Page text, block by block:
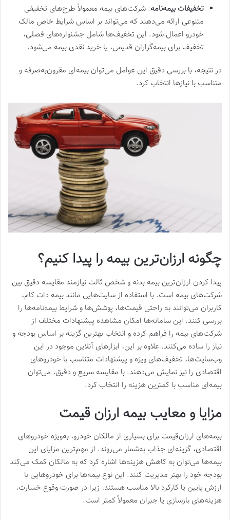
تخفیفات بیمه‌نامه: شرکت‌های بیمه معمولاً طرح‌های تخفیفی
متنوعی ارائه می‌دهند که می‌تواند بر اساس شرایط خاص مالک
خودرو اعمال شود. این تخفیف‌ها شامل جشنواره‌های فصلی،
تخفیف برای بیمه‌گزاران قدیمی، یا خرید نقدی بیمه می‌شود.
در نتیجه، با بررسی دقیق این عوامل می‌توان بیمه‌ای مقرون‌به‌صرفه و
متناسب با نیازها انتخاب کرد.
چگونه ارزان‌ترین بیمه را پیدا کنیم؟
پیدا کردن ارزان‌ترین بیمه بدنه و شخص ثالث نیازمند مقایسه دقیق بین
شرکت‌های بیمه است. با استفاده از سایت‌هایی مانند بیمه دات کام،
کاربران می‌توانند به راحتی قیمت‌ها، پوشش‌ها و شرایط بیمه‌نامه‌ها را
بررسی کنند. این سامانه‌ها امکان مشاهده پیشنهادات مختلف از
شرکت‌های بیمه را فراهم کرده و انتخاب بهترین گزینه بر اساس بودجه و
نیاز را ساده می‌کنند. علاوه بر این، ابزارهای آنلاین موجود در این
وب‌سایت‌ها، تخفیف‌های ویژه و پیشنهادات متناسب با خودروهای
اقتصادی را نیز نمایش می‌دهند. با مقایسه سریع و دقیق، می‌توان
بیمه‌ای مناسب با کمترین هزینه را انتخاب کرد.
مزایا و معایب بیمه ارزان قیمت
بیمه‌های ارزان‌قیمت برای بسیاری از مالکان خودرو، به‌ویژه خودروهای
اقتصادی، گزینه‌ای جذاب به‌شمار می‌روند. از مهم‌ترین مزایای این
بیمه‌ها می‌توان به کاهش هزینه‌ها اشاره کرد که به مالکان کمک می‌کند
بودجه خود را بهتر مدیریت کنند. این نوع بیمه‌ها برای خودروهایی با
ارزش پایین یا کارکرد بالا مناسب هستند، زیرا در صورت وقوع خسارت،
هزینه‌های بازسازی یا جبران معمولاً کمتر است.